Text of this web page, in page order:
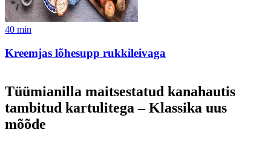
40 min
Kreemjas lõhesupp rukkileivaga
Tüümianilla maitsestatud kanahautis
tambitud kartulitega – Klassika uus
mõõde